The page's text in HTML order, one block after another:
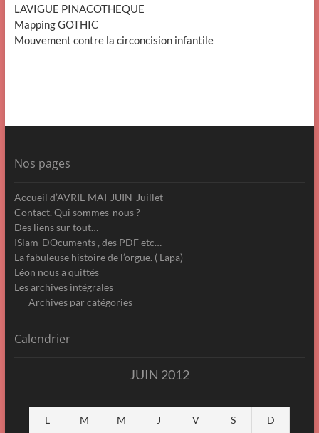
LAVIGUE PINACOTHEQUE
Mapping GOTHIC
Mouvement contre la circoncision infantile
Nos pages
Accueil d’AVRIL-MAI-JUIN-Juillet
Contact. Qui sommes-nous ?
Des liens sur tout…
ISlam-DOcuments , des PDF etc…
La fabuleuse histoire de l’orgue. ( Lapa)
Léon nous a quittés
Les archives intégrales
Archives par catégories
Calendrier
JUIN 2012
L M M J V S D